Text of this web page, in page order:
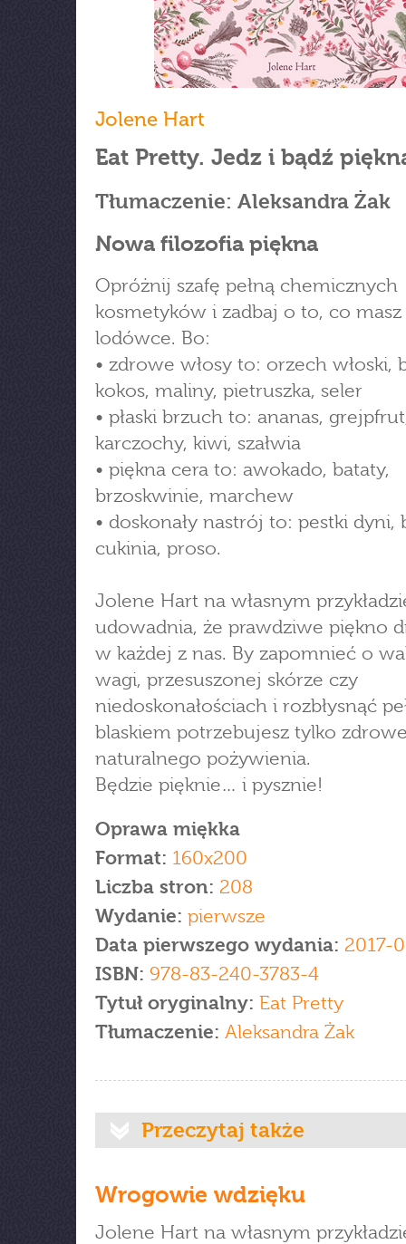
Jolene Hart
Eat Pretty. Jedz i bądź
Tłumaczenie: Aleksandra Żak
Nowa filozofia piękna
Opróżnij szafę pełną chemicznych
kosmetyków i zadbaj o to, co
lodówce. Bo:
• zdrowe włosy to: orzech włoski,
kokos, maliny, pietruszka, seler
• płaski brzuch to: ananas,
karczochy, kiwi, szałwia
• piękna cera to: awokado, bataty,
brzoskwinie, marchew
• doskonały nastrój to: pestki dyni,
cukinia, proso.
Jolene Hart na własnym
udowadnia, że prawdziwe piękno
w każdej z nas. By zapomnieć o
wagi, przesuszonej skórze czy
niedoskonałościach i rozbłysnąć
blaskiem potrzebujesz tylko
naturalnego pożywienia.
Będzie pięknie… i pysznie!
Oprawa miękka
Format: 160x200
Liczba stron: 208
Wydanie: pierwsze
Data pierwszego wydania: 2017-
ISBN: 978-83-240-3783-4
Tytuł oryginalny: Eat Pretty
Tłumaczenie: Aleksandra Żak
Przeczytaj także
Wrogowie wdzięku
Jolene Hart na własnym